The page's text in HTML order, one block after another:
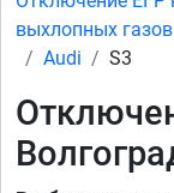
выхлопных газов
Audi
S3